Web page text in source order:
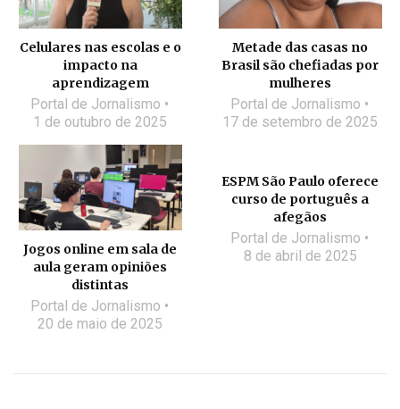
Celulares nas escolas e o
impacto na
aprendizagem
Portal de Jornalismo
1 de outubro de 2025
Metade das casas no
Brasil são chefiadas por
mulheres
Portal de Jornalismo
17 de setembro de 2025
Jogos online em sala de
aula geram opiniões
distintas
Portal de Jornalismo
20 de maio de 2025
ESPM São Paulo oferece
curso de português a
afegãos
Portal de Jornalismo
8 de abril de 2025